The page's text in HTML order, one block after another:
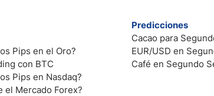
Pips en el Oro?
con BTC
Pips en Nasdaq?
el Mercado Forex?
Predicciones
Cacao para
EUR/USD en
Café en Segundo